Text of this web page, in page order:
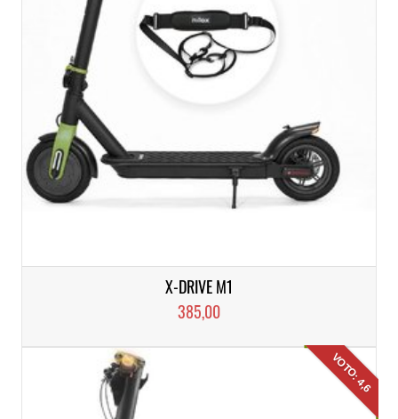
X-DRIVE M1
385,00
VOTO: 4,6